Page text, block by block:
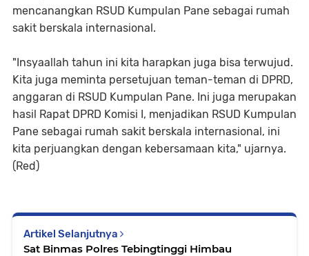
mencanangkan RSUD Kumpulan Pane sebagai rumah
sakit berskala internasional.
"Insyaallah tahun ini kita harapkan juga bisa terwujud.
Kita juga meminta persetujuan teman-teman di DPRD,
anggaran di RSUD Kumpulan Pane. Ini juga merupakan
hasil Rapat DPRD Komisi I, menjadikan RSUD Kumpulan
Pane sebagai rumah sakit berskala internasional, ini
kita perjuangkan dengan kebersamaan kita," ujarnya.
(Red)
Artikel Selanjutnya
Sat Binmas Polres Tebingtinggi Himbau